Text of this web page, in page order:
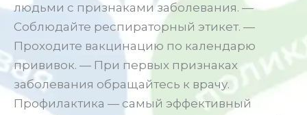
людьми с признаками заболевания. —
Соблюдайте респираторный этикет. —
Проходите вакцинацию по календарю
прививок. — При первых признаках
заболевания обращайтесь к врачу.
Профилактика — самый эффективный